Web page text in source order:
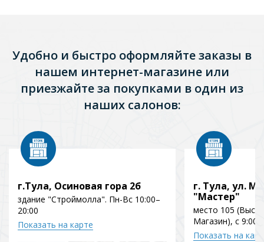
Удобно и быстро оформляйте заказы в
нашем интернет-магазине или
приезжайте за покупками в один из
наших салонов:
г.Тула, Осиновая гора 2б
здание "Строймолла". Пн-Вс 10:00–
20:00
Показать на карте
г. Тула, ул.
"Мастер"
место 105
Магазин), с 9:00
Показать на